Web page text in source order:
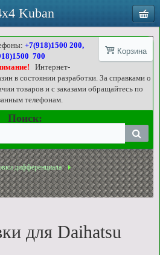
Корзина
+7(918)1500 200,
700
Интернет-
в состоянии разработки. За справками о
товаров и с заказами обращайтесь по
телефонам.
Поиск:
дифференциала
для Daihatsu
Kuban